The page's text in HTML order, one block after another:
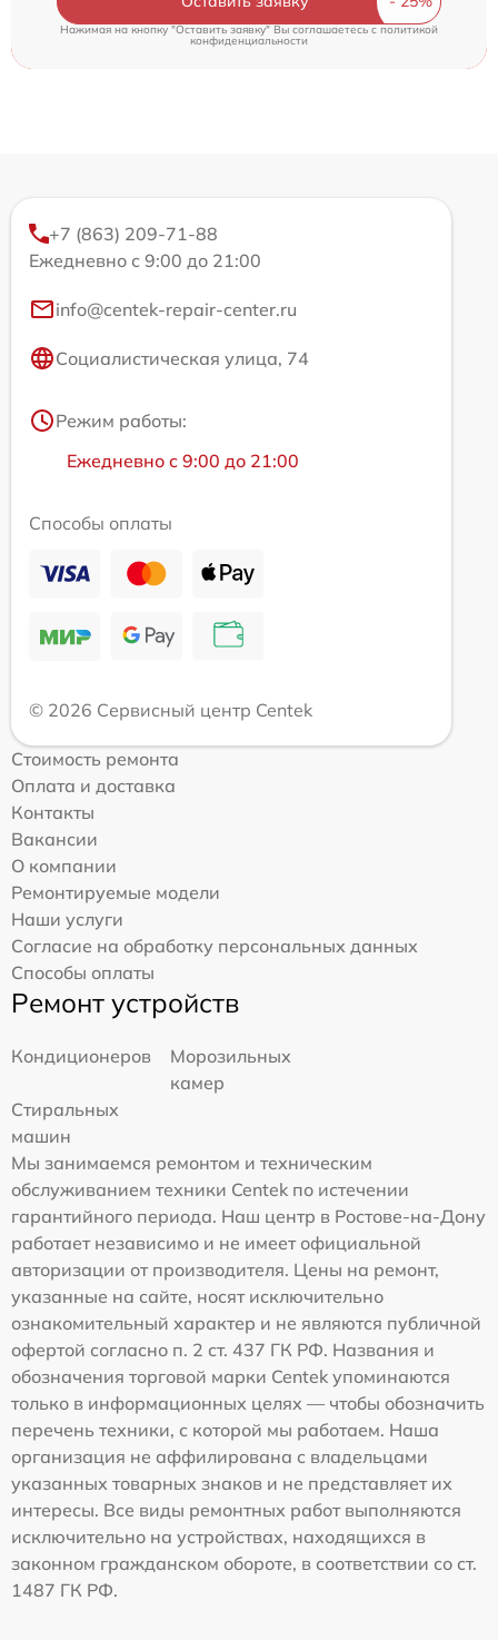
Нажимая на кнопку "Оставить заявку" Вы соглашаетесь c политикой
конфиденциальности
+7 (863) 209-71-88
Ежедневно с 9:00 до 21:00
info@centek-repair-center.ru
Социалистическая улица, 74
Режим работы:
Ежедневно с 9:00 до 21:00
Способы оплаты
© 2026 Сервисный центр Centek
Стоимость ремонта
Оплата и доставка
Контакты
Вакансии
О компании
Ремонтируемые модели
Наши услуги
Согласие на обработку персональных данных
Способы оплаты
Ремонт устройств
Кондиционеров
Морозильных
камер
Стиральных
машин
Мы занимаемся ремонтом и техническим
обслуживанием техники Centek по истечении
гарантийного периода. Наш центр в Ростове-на-Дону
работает независимо и не имеет официальной
авторизации от производителя. Цены на ремонт,
указанные на сайте, носят исключительно
ознакомительный характер и не являются публичной
офертой согласно п. 2 ст. 437 ГК РФ. Названия и
обозначения торговой марки Centek упоминаются
только в информационных целях — чтобы обозначить
перечень техники, с которой мы работаем. Наша
организация не аффилирована с владельцами
указанных товарных знаков и не представляет их
интересы. Все виды ремонтных работ выполняются
исключительно на устройствах, находящихся в
законном гражданском обороте, в соответствии со ст.
1487 ГК РФ.